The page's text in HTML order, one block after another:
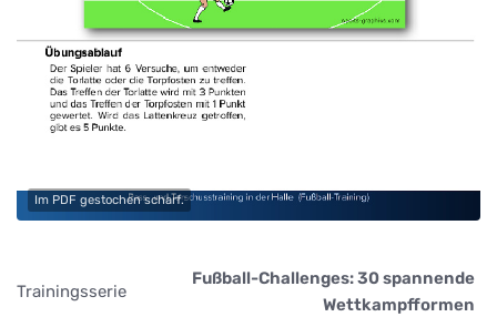
Im PDF gestochen scharf.
Trainingsserie
Fußball-Challenges: 30 spannende
Wettkampfformen